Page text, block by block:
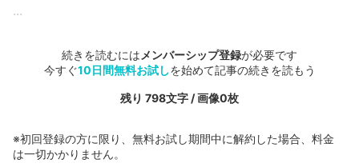
...
続きを読むには メンバーシップ登録が必要です
今すぐ10日間無料お試しを始めて記事の続きを読もう
残り 798文字 / 画像0枚
※初回登録の方に限り、無料お試し期間中に解約した場合、料金
は一切かかりません。